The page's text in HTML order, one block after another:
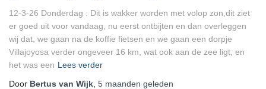
12-3-26 Donderdag : Dit is wakker worden met volop zon,dit ziet
er goed uit voor vandaag, nu eerst ontbijten en dan overleggen
wij dat, we gaan na de koffie fietsen en we gaan een dorpje
Villajoyosa verder ongeveer 16 km, wat ook aan de zee ligt, en
het was een Lees verder
Door Bertus van Wijk 5 maanden geleden